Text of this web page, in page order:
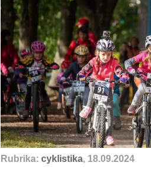
Rubrika: cyklistika, 18.09.2024